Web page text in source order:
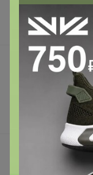
В наличии
Подарочные
Реклама на сайте
Поставщикам
support@24-ok.ru
Написать в